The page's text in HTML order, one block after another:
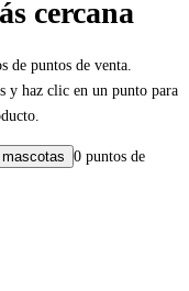
cercana
de puntos de venta.
y haz clic en un punto para
0 puntos de